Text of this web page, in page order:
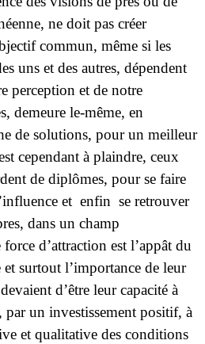
ne doit pas créer
commun, même si les
uns et des autres, dépendent
perception et de notre
demeure le-même, en
de solutions, pour un meilleur
cependant à plaindre, ceux
de diplômes, pour se faire
et enfin se retrouver
dans un champ
d’attraction est l’appât du
surtout l’importance de leur
d’être leur capacité à
par un investissement positif, à
et qualitative des conditions